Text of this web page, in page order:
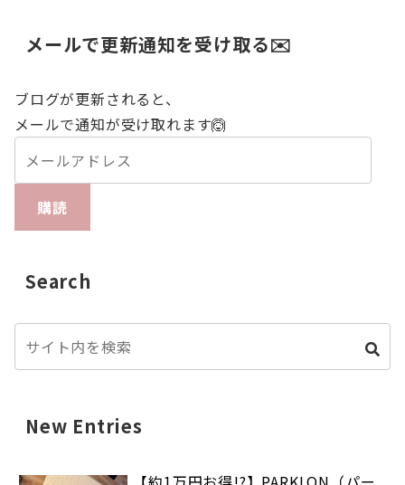
メールで更新通知を受け取る✉️
ブログが更新されると、
メールで通知が受け取れます🙆
購読
Search
New Entries